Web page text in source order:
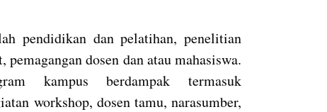
pendidikan dan pelatihan, penelitian
pemagangan dosen dan atau mahasiswa.
kampus berdampak termasuk
workshop, dosen tamu, narasumber,